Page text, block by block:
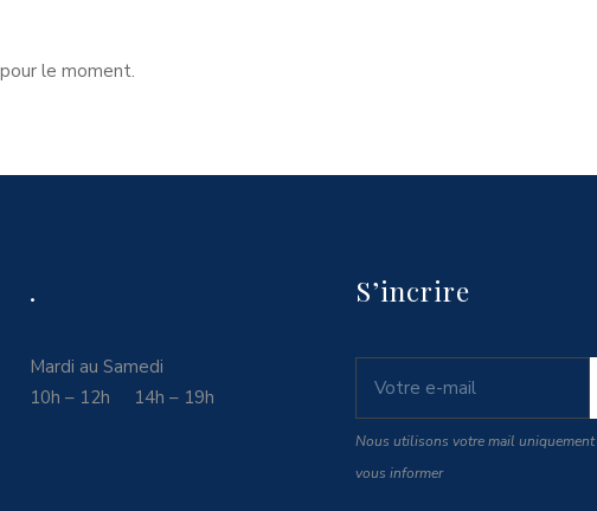
le moment.
.
Mardi au Samedi
10h – 12h 14h – 19h
S’incrire
Nous utilisons votre mail
vous informer